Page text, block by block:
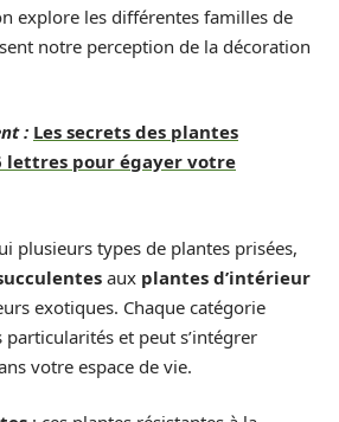
explore les différentes familles de
notre perception de la décoration
: Les secrets des plantes
lettres pour égayer votre
plusieurs types de plantes prisées,
aux plantes d’intérieur
exotiques. Chaque catégorie
particularités et peut s’intégrer
votre espace de vie.